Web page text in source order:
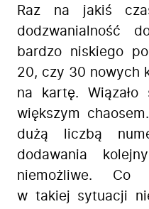
Raz na jakiś
dodzwanialność
bardzo niskiego
20, czy 30 nowych
na kartę.
większym
dużą liczbą
dodawania
niemożliwe. Co
w takiej sytuacji